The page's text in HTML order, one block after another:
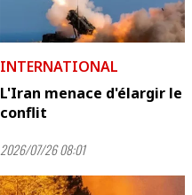
INTERNATIONAL
L'Iran menace d'élargir le
conflit
2026/07/26 08:01